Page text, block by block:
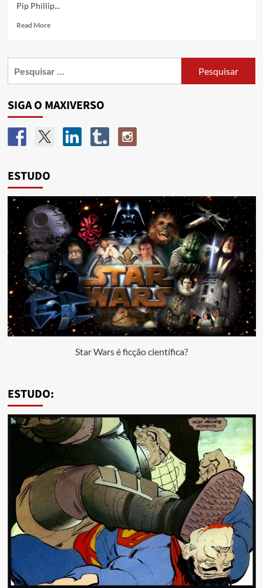
Pip Phillip...
Read More
SIGA O MAXIVERSO
ESTUDO
Star Wars é ficção científica?
ESTUDO: